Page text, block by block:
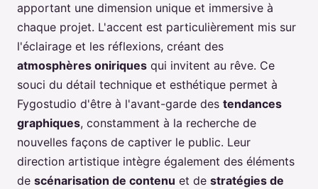
apportant une dimension unique et immersive à
chaque projet. L'accent est particulièrement mis sur
l'éclairage et les réflexions, créant des
atmosphères oniriques qui invitent au rêve. Ce
souci du détail technique et esthétique permet à
Fygostudio d'être à l'avant-garde des tendances
graphiques, constamment à la recherche de
nouvelles façons de captiver le public. Leur
direction artistique intègre également des éléments
de scénarisation de contenu et de stratégies de